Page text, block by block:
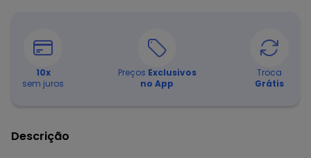
10x
sem juros
Preços Exclusivos
no App
Troca
Grátis
Descrição